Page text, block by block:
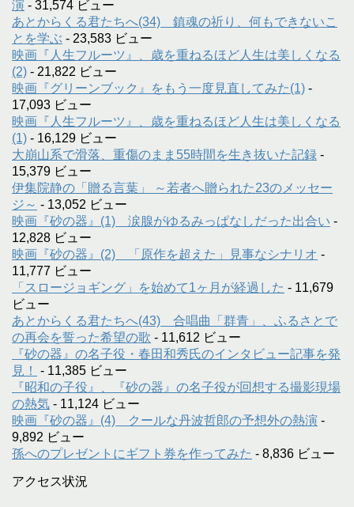
演 - 31,574 ビュー
あとからくる君たちへ(34) 鎮魂の祈り、何もできないこ
とを学ぶ - 23,583 ビュー
映画『人生フルーツ』、歳を重ねるほど人生は美しくなる
(2) - 21,822 ビュー
映画『グリーンブック』をもう一度見直してみた(1) -
17,093 ビュー
映画『人生フルーツ』、歳を重ねるほど人生は美しくなる
(1) - 16,129 ビュー
大崩山系で滑落、重傷のまま55時間を生き抜いた記録 -
15,379 ビュー
伊集院静の「贈る言葉」 ～若者へ贈られた23のメッセー
ジ～ - 13,052 ビュー
映画『砂の器』(1) 涙腺がゆるみっぱなしだった出合い -
12,828 ビュー
映画『砂の器』(2) 「原作を超えた」見事なシナリオ -
11,777 ビュー
「スロージョギング」を始めて1ヶ月が経過した - 11,679
ビュー
あとからくる君たちへ(43) 合唱曲「群青」、ふるさとで
の再会を誓った希望の歌 - 11,612 ビュー
『砂の器』の名子役・春田和秀氏のインタビュー記事を発
見！
- 11,385 ビュー
『昭和の子役』、『砂の器』の名子役が回想する撮影現場
の熱気 - 11,124 ビュー
映画『砂の器』(4) クールな丹波哲郎の予想外の熱演 -
9,892 ビュー
孫へのプレゼントにギフト券を作ってみた - 8,836 ビュー
アクセス状況